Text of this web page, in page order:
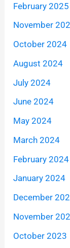
February 2025
November
October 2024
August 2024
July 2024
June 2024
May 2024
March 2024
February 2024
January 2024
December
November
October 2023